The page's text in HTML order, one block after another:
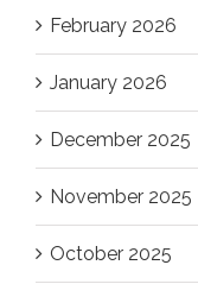
February 2026
January 2026
December 2025
November 2025
October 2025